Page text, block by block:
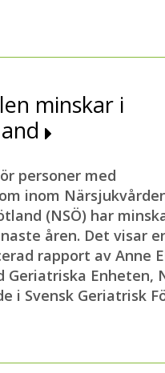
minskar i
personer med
inom
(NSÖ) har
åren. Det visar
rapport av Anne
Geriatriska Enheten,
i Svensk Geriatrisk